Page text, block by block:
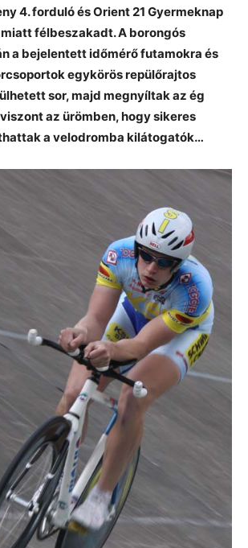
4. forduló és Orient 21 Gyermeknap
félbeszakadt. A borongós
a bejelentett időmérő futamokra és
egykörös repülőrajtos
sor, majd megnyíltak az ég
az ürömben, hogy sikeres
a velodromba kilátogatók…